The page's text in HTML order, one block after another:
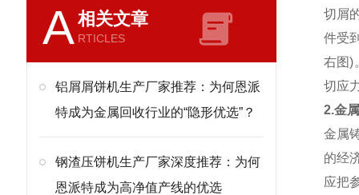
A相关文章
RTICLES
铝屑屑饼机生产厂家推荐：为何恩派
特成为金属回收行业的“隐形优选”？
钢渣压饼机生产厂家深度推荐：为何
恩派特成为高净值产线的优选
切屑
件受
右图)
切应
2.金
金属
的经
应把